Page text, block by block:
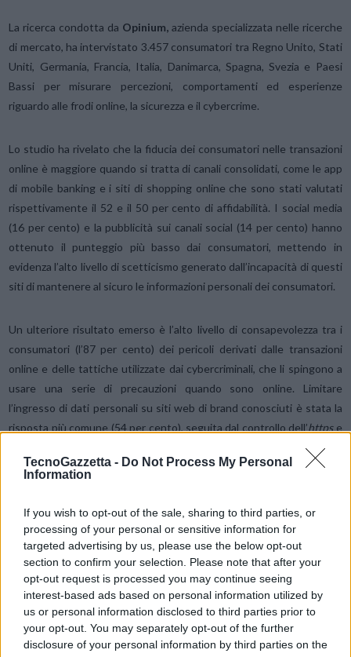
TecnoGazzetta - Do Not Process My Personal
Information
If you wish to opt-out of the sale, sharing to third parties, or
processing of your personal or sensitive information for
targeted advertising by us, please use the below opt-out
section to confirm your selection. Please note that after your
opt-out request is processed you may continue seeing
interest-based ads based on personal information utilized by
us or personal information disclosed to third parties prior to
your opt-out. You may separately opt-out of the further
disclosure of your personal information by third parties on the
La ricerca condotta da Opinium, azienda specializzata nelle ricerche
di mercato, ha intervistato 3.457 consumatori tra Regno Unito, Stati
Uniti, Germania, Francia, Italia, Danimarca, Spagna, Svezia e Paesi
Bassi per misurare percezioni, comportamenti ed esperienze
riguardo alle frodi online, la sicurezza e il cybercrime.
Lo studio ha rivelato che la fiducia dei consumatori nelle transazioni
online è maggiore quando si tratta di canali consolidati, come le app
di mobile banking e i siti di shopping online che sono stati valutati
rispettivamente il 52 e il 50 per cento di affidabilità. I social media
(16 per cento) e la pubblicità sui canali social (14 per cento) hanno
ottenuto il punteggio più basso dai consumatori, mettendo in
evidenza l’alto livello di scetticismo generato dall’incapacità di questi
siti di mantenere al sicuro le informazioni personali dei consumatori.
Un ulteriore risultato emerso è l’alto livello di consapevolezza tra i
consumatori (l’87 per cento) dei pericoli derivati dalle transazioni
online e delle tattiche utilizzate dai cybercriminali, che li spingono a
usare una serie di precauzioni quando sono online. Limitare
l’ingresso di dati personali su siti web di brand conosciuti è stata la
risposta più comune (54 per cento), seguita dal controllo dell’httpse
del simbolo del lucchetto sulla barra degli indirizzi (50 per cento).
Nonostante questa consapevolezza, la ricerca ha rivelato che
comprendono appieno, con un 37 per cento che afferma di non
sapere per cosa esattamente il Dark Web venga utilizzato.
Il crimine informatico colpisce sia brand che consumatori, ed è
destinato ad aumentare allo stesso ritmo dell’uso comune di Internet.
Di conseguenza è necessario un approccio multi livello alla
protezione del brand, per salvaguardare la fiducia dei consumatori, la
reputazione e i risultati finanziari.” Ha affermato Mark Frost, CEO di